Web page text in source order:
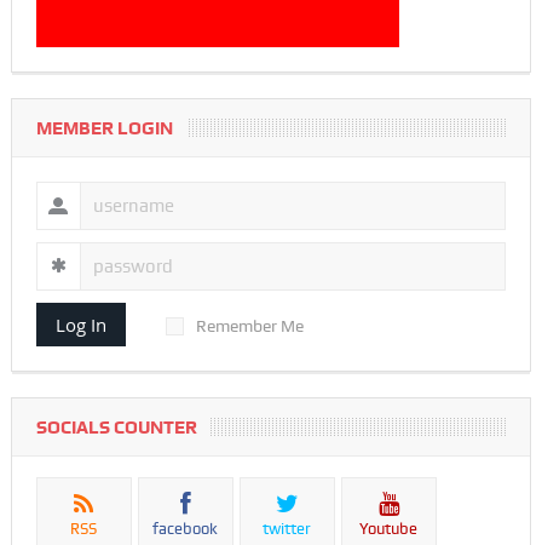
MEMBER LOGIN
Log In Remember Me
SOCIALS COUNTER
RSS facebook twitter Youtube